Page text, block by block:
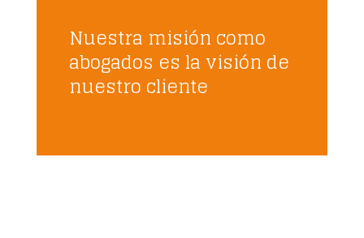
Nuestra misión como
abogados es la visión de
nuestro cliente